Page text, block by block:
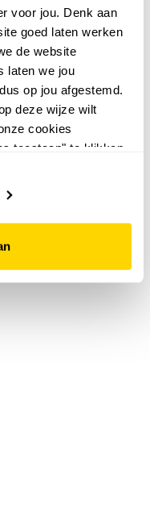
voor jou. Denk aan
goed laten werken
de website
laten we jou
op jou afgestemd.
deze wijze wilt
cookies
toestaan" te klikken.